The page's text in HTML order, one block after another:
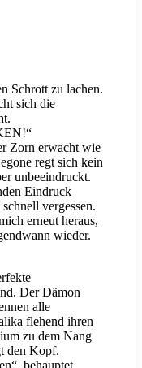
Schrott zu lachen.
sich die
Zorn erwacht wie
regt sich kein
unbeeindruckt.
Eindruck
vergessen.
erneut heraus,
wieder.
Der Dämon
alle
flehend ihren
zu dem Nang
den Kopf.
behauptet